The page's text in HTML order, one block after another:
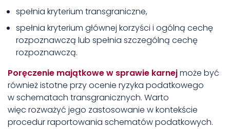
spełnia kryterium transgraniczne,
spełnia kryterium głównej korzyści i ogólną cechę
rozpoznawczą lub spełnia szczególną cechę
rozpoznawczą.
Poręczenie majątkowe w sprawie karnejmoże być
również istotne przy ocenie ryzyka podatkowego
w schematach transgranicznych. Warto
więc rozważyć jego zastosowanie w kontekście
procedur raportowania schematów podatkowych.